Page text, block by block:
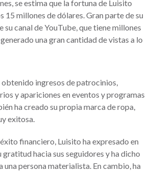
se estima que la fortuna de Luisito
15 millones de dólares. Gran parte de su
su canal de YouTube, que tiene millones
una gran cantidad de vistas a lo
obtenido ingresos de patrocinios,
y apariciones en eventos y programas
ha creado su propia marca de ropa,
exitosa.
financiero, Luisito ha expresado en
gratitud hacia sus seguidores y ha dicho
una persona materialista. En cambio, ha